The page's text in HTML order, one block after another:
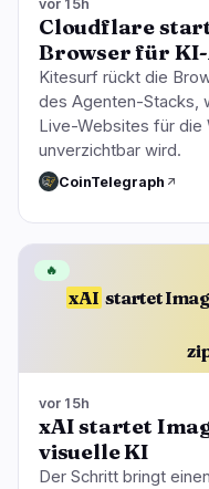
vor 15h
Cloudflare
Browser für
Kitesurf rückt die
des Agenten-Stacks,
Live-Websites für die
unverzichtbar wird.
CoinTelegraph
xAI startet
🔥
vor 15h
xAI startet
visuelle KI
Der Schritt bringt